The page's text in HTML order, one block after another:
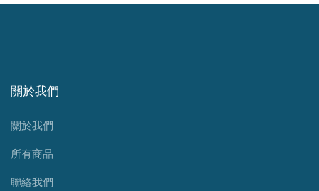
關於我們
關於我們
所有商品
聯絡我們